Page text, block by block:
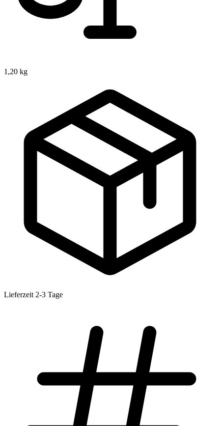
1,20 kg
Lieferzeit 2-3 Tage